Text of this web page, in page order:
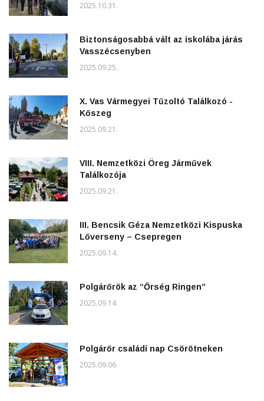
2025.10.31.
Biztonságosabbá vált az iskolába járás
Vasszécsenyben
2025.09.25.
X. Vas Vármegyei Tűzoltó Találkozó -
Kőszeg
2025.09.21.
VIII. Nemzetközi Öreg Járművek
Találkozója
2025.09.21.
III. Bencsik Géza Nemzetközi Kispuska
Lőverseny – Csepregen
2025.09.14.
Polgárőrök az “Őrség Ringen”
2025.09.14.
Polgárőr családi nap Csörötneken
2025.09.06.